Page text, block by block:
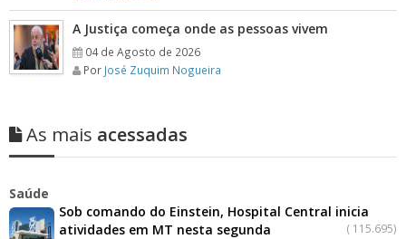
A Justiça começa onde as pessoas vivem
04 de Agosto de 2026
Por José Zuquim Nogueira
As mais acessadas
Saúde
Sob comando do Einstein, Hospital Central inicia
atividades em MT nesta segunda
( 115.695)